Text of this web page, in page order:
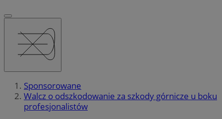
Sponsorowane
Walcz o odszkodowanie za szkody górnicze u boku
profesjonalistów